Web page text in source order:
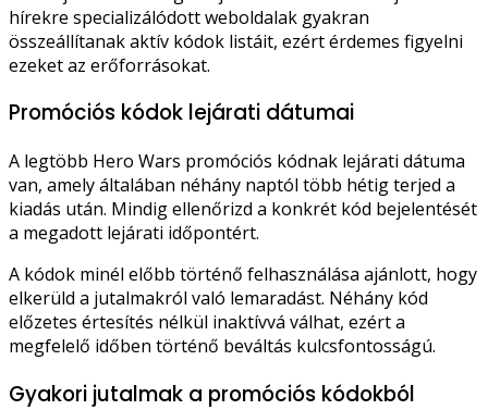
hírekre specializálódott weboldalak gyakran
összeállítanak aktív kódok listáit, ezért érdemes figyelni
ezeket az erőforrásokat.
Promóciós kódok lejárati dátumai
A legtöbb Hero Wars promóciós kódnak lejárati dátuma
van, amely általában néhány naptól több hétig terjed a
kiadás után. Mindig ellenőrizd a konkrét kód bejelentését
a megadott lejárati időpontért.
A kódok minél előbb történő felhasználása ajánlott, hogy
elkerüld a jutalmakról való lemaradást. Néhány kód
előzetes értesítés nélkül inaktívvá válhat, ezért a
megfelelő időben történő beváltás kulcsfontosságú.
Gyakori jutalmak a promóciós kódokból